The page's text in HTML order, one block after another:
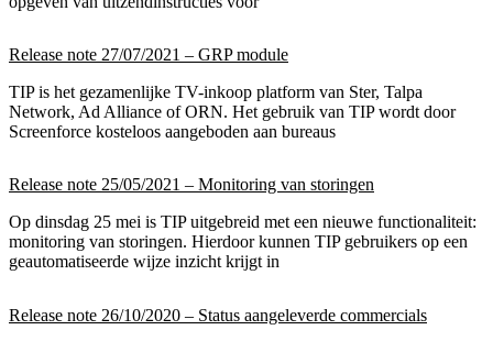
Release note 27/07/2021 – GRP module
TIP is het gezamenlijke TV-inkoop platform van Ster, Talpa
Network, Ad Alliance of ORN. Het gebruik van TIP wordt door
Screenforce kosteloos aangeboden aan bureaus
Release note 25/05/2021 – Monitoring van storingen
Op dinsdag 25 mei is TIP uitgebreid met een nieuwe functionaliteit:
monitoring van storingen. Hierdoor kunnen TIP gebruikers op een
geautomatiseerde wijze inzicht krijgt in
Release note 26/10/2020 – Status aangeleverde commercials